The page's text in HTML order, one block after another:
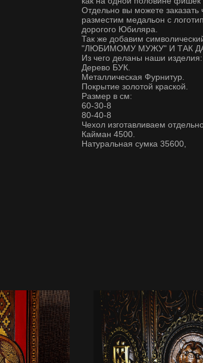
Отдельно вы можете
разместим медальон с
дорогого Юбиляра.
Так же добавим
"ЛЮБИМОМУ МУЖУ" И ТАК
Из чего деланы наши изделия:
Дерево БУК.
Металлическая Фурнитур.
Покрытие золотой краской.
Размер в см:
60-30-8
80-40-8
Чехол изготавливаем
Кайман 4500.
Натуральная сумка 35600,